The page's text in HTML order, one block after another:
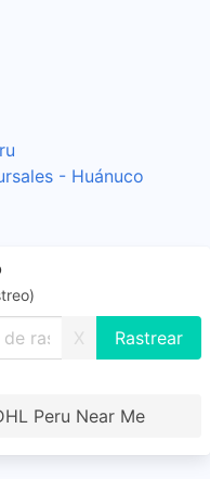
- Huánuco
X
Peru Near Me